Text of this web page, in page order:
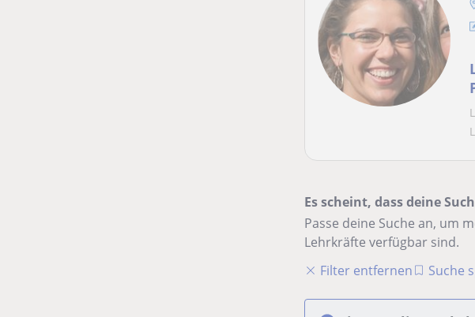
Es scheint, dass deine
Passe deine Suche an, um
Lehrkräfte verfügbar sind.
Filter entfernen
Suche